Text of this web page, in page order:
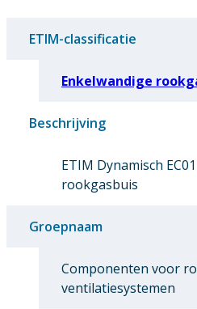
ETIM-classificatie
Enkelwandige
Beschrijving
ETIM Dynamisch
rookgasbuis
Groepnaam
Componenten voor
ventilatiesystemen